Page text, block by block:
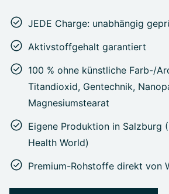
JEDE Charge: unabhängig
Aktivstoffgehalt garantiert
100 % ohne künstliche Farb-/
Titandioxid, Gentechnik,
Magnesiumstearat
Eigene Produktion in Salzburg
Health World)
Premium-Rohstoffe direkt von